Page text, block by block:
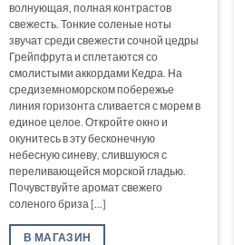
волнующая, полная контрастов
свежесть. Тонкие соленые ноты
звучат среди свежести сочной цедры
Грейпфрута и сплетаются со
смолистыми аккордами Кедра. На
средиземноморском побережье
линия горизонта сливается с морем в
единое целое. Откройте окно и
окунитесь в эту бесконечную
небесную синеву, слившуюся с
переливающейся морской гладью.
Почувствуйте аромат свежего
соленого бриза [...]
В МАГАЗИН